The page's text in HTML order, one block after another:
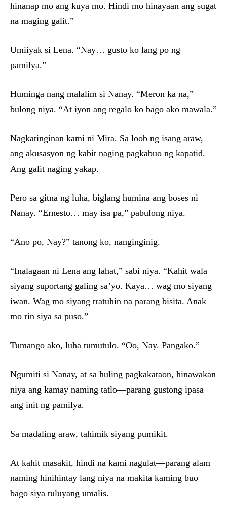
hinanap mo ang kuya mo. Hindi mo hinayaan ang sugat
na maging galit.”
Umiiyak si Lena. “Nay… gusto ko lang po ng
pamilya.”
Huminga nang malalim si Nanay. “Meron ka na,”
bulong niya. “At iyon ang regalo ko bago ako mawala.”
Nagkatinginan kami ni Mira. Sa loob ng isang araw,
ang akusasyon ng kabit naging pagkabuo ng kapatid.
Ang galit naging yakap.
Pero sa gitna ng luha, biglang humina ang boses ni
Nanay. “Ernesto… may isa pa,” pabulong niya.
“Ano po, Nay?” tanong ko, nanginginig.
“Inalagaan ni Lena ang lahat,” sabi niya. “Kahit wala
siyang suportang galing sa’yo. Kaya… wag mo siyang
iwan. Wag mo siyang tratuhin na parang bisita. Anak
mo rin siya sa puso.”
Tumango ako, luha tumutulo. “Oo, Nay. Pangako.”
Ngumiti si Nanay, at sa huling pagkakataon, hinawakan
niya ang kamay naming tatlo—parang gustong ipasa
ang init ng pamilya.
Sa madaling araw, tahimik siyang pumikit.
At kahit masakit, hindi na kami nagulat—parang alam
naming hinihintay lang niya na makita kaming buo
bago siya tuluyang umalis.